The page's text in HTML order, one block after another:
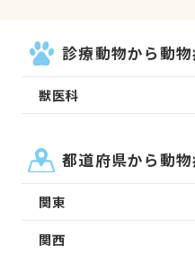
診療動物から動
獣医科
都道府県から動
関東
関西